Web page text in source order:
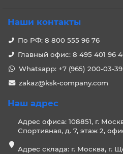
Наши контакты
По РФ: 8 800 555 96 76
Главный офис: 8 495 401 96
Whatsapp: +7 (965) 200-03-39
zakaz@ksk-company.com
Наш адрес
Адрес офиса: 108851, г.
Спортивная, д. 7, этаж 2,
Адрес склада: г. Москва, г.